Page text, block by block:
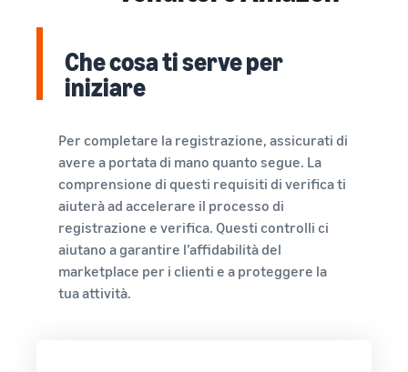
Che cosa ti serve per
iniziare
Per completare la registrazione, assicurati di
avere a portata di mano quanto segue. La
comprensione di questi requisiti di verifica ti
aiuterà ad accelerare il processo di
registrazione e verifica. Questi controlli ci
aiutano a garantire l’affidabilità del
marketplace per i clienti e a proteggere la
tua attività.